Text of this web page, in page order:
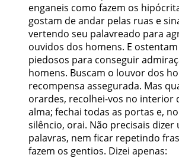
enganeis como fazem os
gostam de andar pelas ruas e
vertendo seu palavreado para
ouvidos dos homens. E
piedosos para conseguir
homens. Buscam o louvor dos
recompensa assegurada. Mas
orardes, recolhei-vos no interior
alma; fechai todas as portas e,
silêncio, orai. Não precisais
palavras, nem ficar repetindo
fazem os gentios. Dizei apenas: